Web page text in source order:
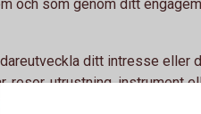
och som genom ditt
ditt intresse eller
resor, utrustning, instrument
utveckling.